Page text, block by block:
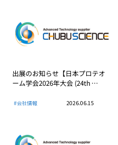
出展のお知らせ【日本プロテオ
ーム学会2026年大会 (24th …
#会社情報 2026.06.15